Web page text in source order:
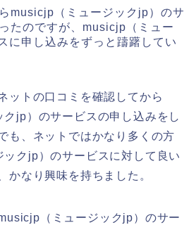
musicjp（ミュージックjp）のサ
たのですが、musicjp（ミュー
に申し込みをずっと躊躇してい
ットの口コミを確認してから
jp）のサービスの申し込みをし
も、ネットではかなり多くの方
クjp）のサービスに対して良い
かなり興味を持ちました。
（ミュージックjp）のサー